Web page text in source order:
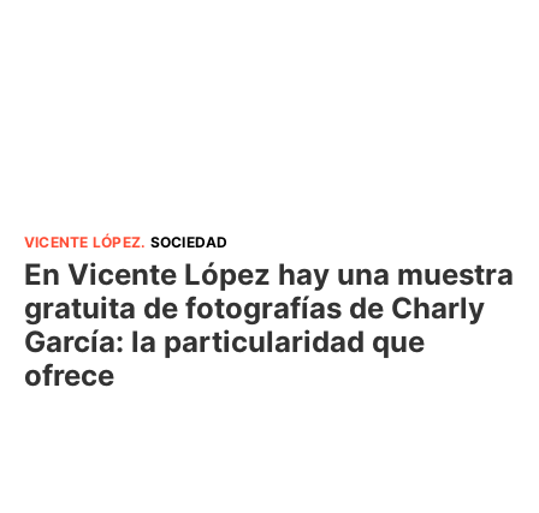
VICENTE LÓPEZ. SOCIEDAD
En Vicente López hay una muestra
gratuita de fotografías de Charly
García: la particularidad que
ofrece